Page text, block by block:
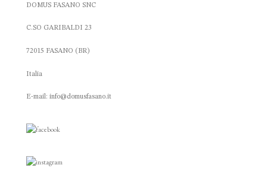
DOMUS FASANO SNC
C.SO GARIBALDI 23
72015 FASANO (BR)
Italia
E-mail: info@domusfasano.it